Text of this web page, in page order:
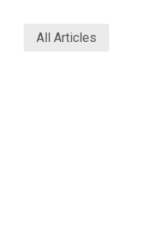
All Articles